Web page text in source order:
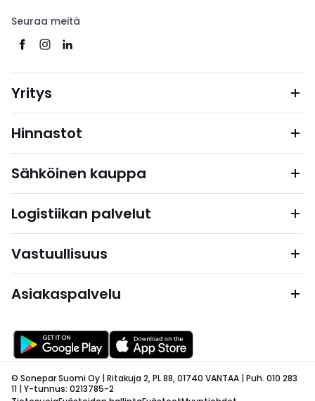
Seuraa meitä
Yritys
Hinnastot
Sähköinen kauppa
Logistiikan palvelut
Vastuullisuus
Asiakaspalvelu
© Sonepar Suomi Oy | Ritakuja 2, PL 88, 01740 VANTAA | Puh. 010 283
11 | Y-tunnus: 0213785-2